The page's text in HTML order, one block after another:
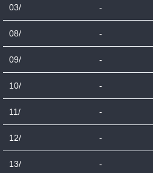
03/ -
08/ -
09/ -
10/ -
11/ -
12/ -
13/ -